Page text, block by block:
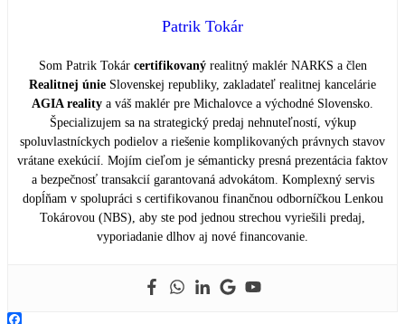
Patrik Tokár
Som Patrik Tokár certifikovaný realitný maklér NARKS a člen
Realitnej únie Slovenskej republiky, zakladateľ realitnej kancelárie
AGIA reality a váš maklér pre Michalovce a východné Slovensko.
Špecializujem sa na strategický predaj nehnuteľností, výkup
spoluvlastníckych podielov a riešenie komplikovaných právnych stavov
vrátane exekúcií. Mojím cieľom je sémanticky presná prezentácia faktov
a bezpečnosť transakcií garantovaná advokátom. Komplexný servis
dopĺňam v spolupráci s certifikovanou finančnou odborníčkou Lenkou
Tokárovou (NBS), aby ste pod jednou strechou vyriešili predaj,
vyporiadanie dlhov aj nové financovanie.